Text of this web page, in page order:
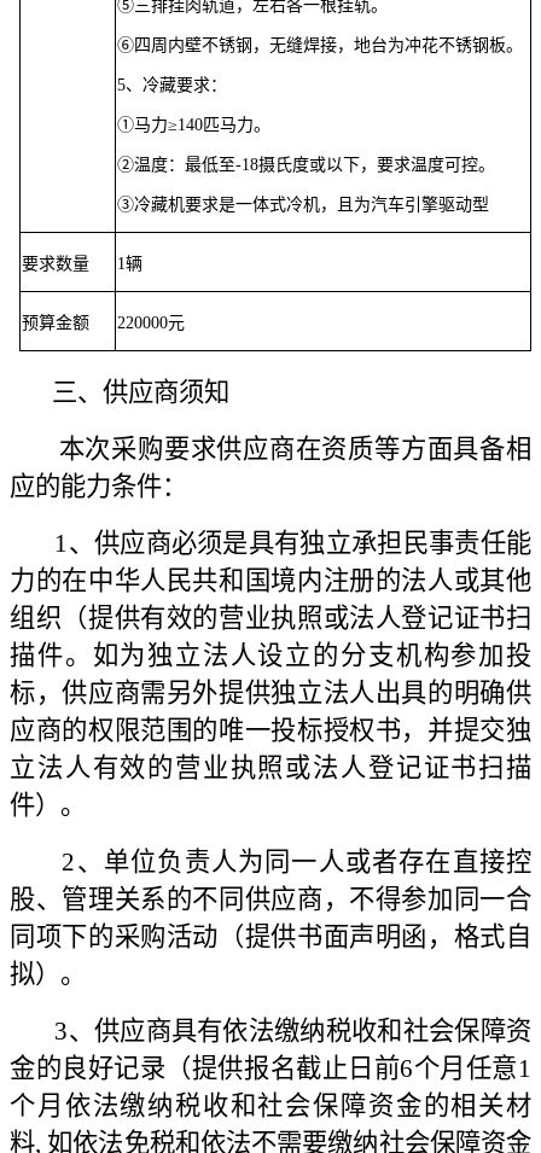
⑤三排挂肉轨道，左右各一根挂轨。
⑥四周内壁不锈钢，无缝焊接，地台为冲花不锈钢板。
5、冷藏要求：
①马力≥140匹马力。
②温度：最低至-18摄氏度或以下，要求温度可控。
③冷藏机要求是一体式冷机，且为汽车引擎驱动型
要求数量 1辆
预算金额 220000元
三、供应商须知
本次采购要求供应商在资质等方面具备相
应的能力条件：
1、供应商必须是具有独立承担民事责任能
力的在中华人民共和国境内注册的法人或其他
组织（提供有效的营业执照或法人登记证书扫
描件。如为独立法人设立的分支机构参加投
标，供应商需另外提供独立法人出具的明确供
应商的权限范围的唯一投标授权书，并提交独
立法人有效的营业执照或法人登记证书扫描
件）。
2、单位负责人为同一人或者存在直接控
股、管理关系的不同供应商，不得参加同一合
同项下的采购活动（提供书面声明函，格式自
拟）。
3、供应商具有依法缴纳税收和社会保障资
金的良好记录（提供报名截止日前6个月任意1
个月依法缴纳税收和社会保障资金的相关材
料, 如依法免税和依法不需要缴纳社会保障资金